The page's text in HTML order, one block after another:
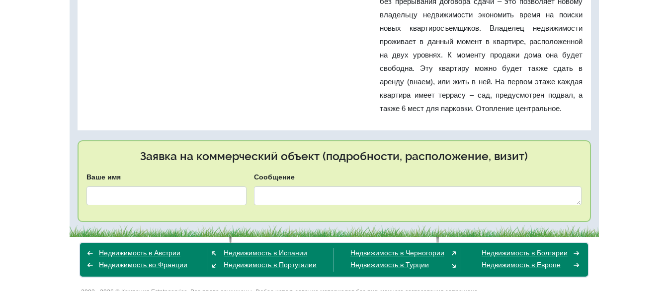
владельцу недвижимости экономить время на поиски
новых квартиросъемщиков. Владелец недвижимости
проживает в данный момент в квартире, расположенной
на двух уровнях. К моменту продажи дома она будет
свободна. Эту квартиру можно будет также сдать в
аренду (внаем), или жить в ней. На первом этаже каждая
квартира имеет террасу – сад, предусмотрен подвал, а
также 6 мест для парковки. Отопление центральное.
Заявка на коммерческий объект (подробности, расположение, визит)
Ваше имя Сообщение
Недвижимость в Австрии
Недвижимость во Франции
Недвижимость в Испании
Недвижимость в Португалии
Недвижимость в Черногории
Недвижимость в Турции
Недвижимость в Болгарии
Недвижимость в Европе